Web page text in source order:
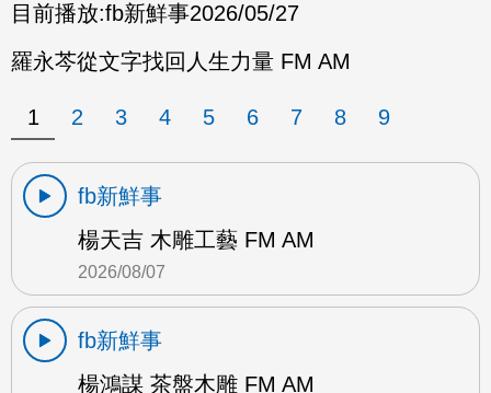
目前播放:fb新鮮事2026/05/27
羅永芩從文字找回人生力量 FM AM
1 2 3 4 5 6 7 8 9
fb新鮮事
楊天吉 木雕工藝 FM AM
2026/08/07
fb新鮮事
楊鴻謀 茶盤木雕 FM AM